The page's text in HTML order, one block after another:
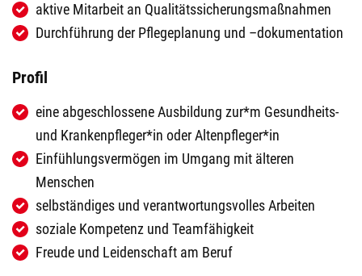
aktive Mitarbeit an Qualitätssicherungsmaßnahmen
Durchführung der Pflegeplanung und –dokumentation
Profil
eine abgeschlossene Ausbildung zur*m Gesundheits-
und Krankenpfleger*in oder Altenpfleger*in
Einfühlungsvermögen im Umgang mit älteren
Menschen
selbständiges und verantwortungsvolles Arbeiten
soziale Kompetenz und Teamfähigkeit
Freude und Leidenschaft am Beruf